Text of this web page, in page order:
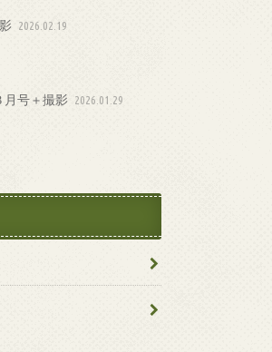
2026.02.19
月号＋撮影 2026.01.29